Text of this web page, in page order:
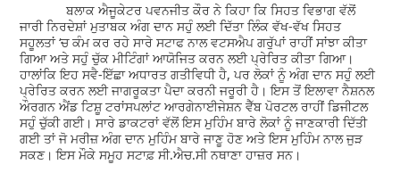
ਬਲਾਕ ਐਜੂਕੇਟਰ ਪਵਨਜੀਤ ਕੌਰ ਨੇ ਕਿਹਾ ਕਿ ਸਿਹਤ ਵਿਭਾਗ ਵੱਲੋਂ
ਜਾਰੀ ਨਿਰਦੇਸ਼ਾਂ ਮੁਤਾਬਕ ਅੰਗ ਦਾਨ ਸਹੁੰ ਲਈ ਦਿੱਤਾ ਲਿੰਕ ਵੱਖ-ਵੱਖ ਸਿਹਤ
ਸਹੂਲਤਾਂ ‘ਚ ਕੰਮ ਕਰ ਰਹੇ ਸਾਰੇ ਸਟਾਫ ਨਾਲ ਵਟਸਐਪ ਗਰੁੱਪਾਂ ਰਾਹੀਂ ਸਾਂਝਾ ਕੀਤਾ
ਗਿਆ ਅਤੇ ਸਹੁੰ ਚੁੱਕ ਮੀਟਿੰਗਾਂ ਆਯੋਜਿਤ ਕਰਨ ਲਈ ਪ੍ਰੇਰਿਤ ਕੀਤਾ ਗਿਆ।
ਹਾਲਾਂਕਿ ਇਹ ਸਵੈ-ਇੱਛਾ ਅਧਾਰਤ ਗਤੀਵਿਧੀ ਹੈ, ਪਰ ਲੋਕਾਂ ਨੂੰ ਅੰਗ ਦਾਨ ਸਹੁੰ ਲਈ
ਪ੍ਰੇਰਿਤ ਕਰਨ ਲਈ ਜਾਗਰੂਕਤਾ ਪੈਦਾ ਕਰਨੀ ਜਰੂਰੀ ਹੈ। ਇਸ ਤੋਂ ਇਲਾਵਾ ਨੈਸ਼ਨਲ
ਔਰਗਨ ਐਂਡ ਟਿਸ਼ੂ ਟਰਾਂਸਪਲਾਂਟ ਆਰਗੇਨਾਈਜੇਸ਼ਨ ਵੈੱਬ ਪੋਰਟਲ ਰਾਹੀਂ ਡਿਜੀਟਲ
ਸਹੁੰ ਚੁੱਕੀ ਗਈ। ਸਾਰੇ ਡਾਕਟਰਾਂ ਵੱਲੋਂ ਇਸ ਮੁਹਿੰਮ ਬਾਰੇ ਲੋਕਾਂ ਨੂੰ ਜਾਣਕਾਰੀ ਦਿੱਤੀ
ਗਈ ਤਾਂ ਜੋ ਮਰੀਜ਼ ਅੰਗ ਦਾਨ ਮੁਹਿੰਮ ਬਾਰੇ ਜਾਣੂ ਹੋਣ ਅਤੇ ਇਸ ਮੁਹਿੰਮ ਨਾਲ ਜੁੜ
ਸਕਣ। ਇਸ ਮੌਕੇ ਸਮੂਹ ਸਟਾਫ਼ ਸੀ.ਐਚ.ਸੀ ਨਥਾਣਾ ਹਾਜ਼ਰ ਸਨ।